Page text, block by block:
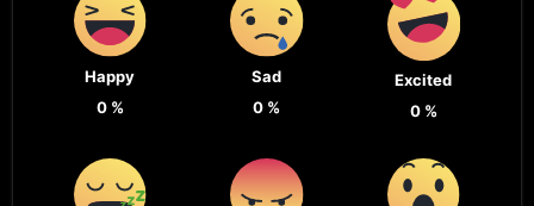
Happy
0%
Sad
0 %
Excited
0%